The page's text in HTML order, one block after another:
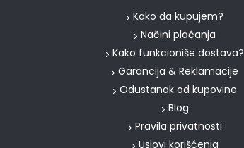
Kako da kupujem?
Načini plaćanja
Kako funkcioniše dostava?
Garancija & Reklamacije
Odustanak od kupovine
Blog
Pravila privatnosti
Uslovi korišćenja